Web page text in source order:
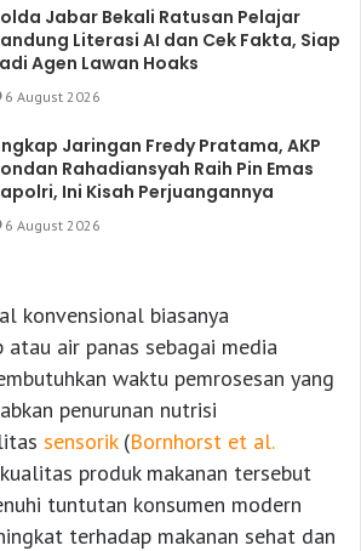
Jabar Bekali Ratusan Pelajar
Literasi AI dan Cek Fakta, Siap
Agen Lawan Hoaks
6 August 2026
Jaringan Fredy Pratama, AKP
Rahadiansyah Raih Pin Emas
Ini Kisah Perjuangannya
6 August 2026
konvensional biasanya
atau air panas sebagai media
waktu pemrosesan yang
penurunan nutrisi
sensorik(Bornhorst et al.
produk makanan tersebut
tuntutan konsumen modern
terhadap makanan sehat dan